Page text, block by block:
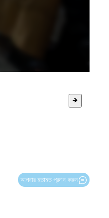
🡺
আপনার মতামত প্রদান করুন